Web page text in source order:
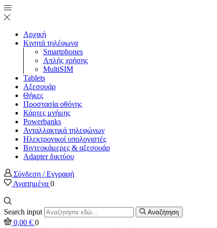
Αρχική
Κινητά τηλέφωνα
Smartphones
Απλής χρήσης
MultiSIM
Tablets
Αξεσουάρ
Θήκες
Προστασία οθόνης
Κάρτες μνήμης
Powerbanks
Ανταλλακτικά τηλεφώνων
Ηλεκτρονικοί υπολογιστές
Βιντεοκάμερες & αξεσουάρ
Adapter δικτύου
Σύνδεση / Εγγραφή
Αγαπημένα 0
Search input Αναζήτηση
0,00 € 0